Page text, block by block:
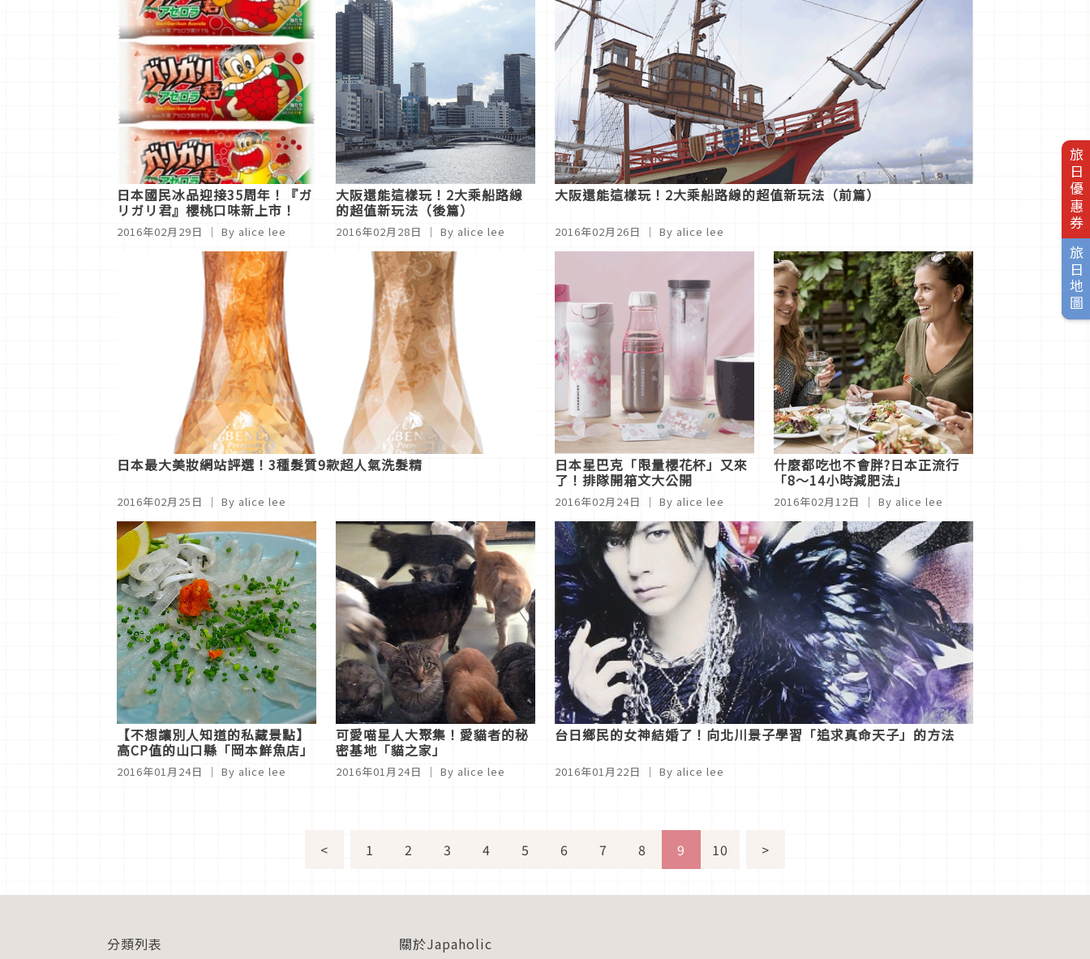
旅日優惠券
旅日地圖
日本國民冰品迎接35周年！『ガ
リガリ君』櫻桃口味新上市！
2016年02月29日 ｜ By alice lee
大阪還能這樣玩！2大乘船路線
的超值新玩法（後篇）
2016年02月28日 ｜ By alice lee
大阪還能這樣玩！2大乘船路線的超值新玩法（前篇）
2016年02月26日 ｜ By alice lee
日本最大美妝網站評選！3種髮質9款超人氣洗髮精
2016年02月25日 ｜ By alice lee
日本星巴克「限量櫻花杯」又來
了！排隊開箱文大公開
2016年02月24日 ｜ By alice lee
什麼都吃也不會胖?日本正流行
「8～14小時減肥法」
2016年02月12日 ｜ By alice lee
【不想讓別人知道的私藏景點】
高CP值的山口縣「岡本鮮魚店」
2016年01月24日 ｜ By alice lee
可愛喵星人大聚集！愛貓者的秘
密基地「貓之家」
2016年01月24日 ｜ By alice lee
台日鄉民的女神結婚了！向北川景子學習「追求真命天子」的方法
2016年01月22日 ｜ By alice lee
< 1 2 3 4 5 6 7 8 9 10 >
分類列表 關於Japaholic